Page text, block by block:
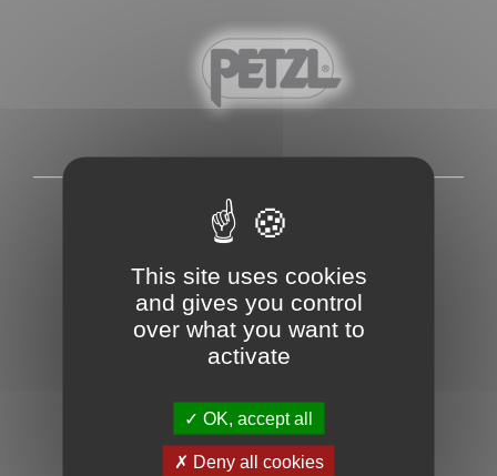
ICE-FALL
Cascade de glace
Ski de randonnée
Et l'été alors ?
Blog
L'équipe Ice-fall
This site uses cookies
and gives you control
over what you want to
activate
OK, accept all
Deny all cookies